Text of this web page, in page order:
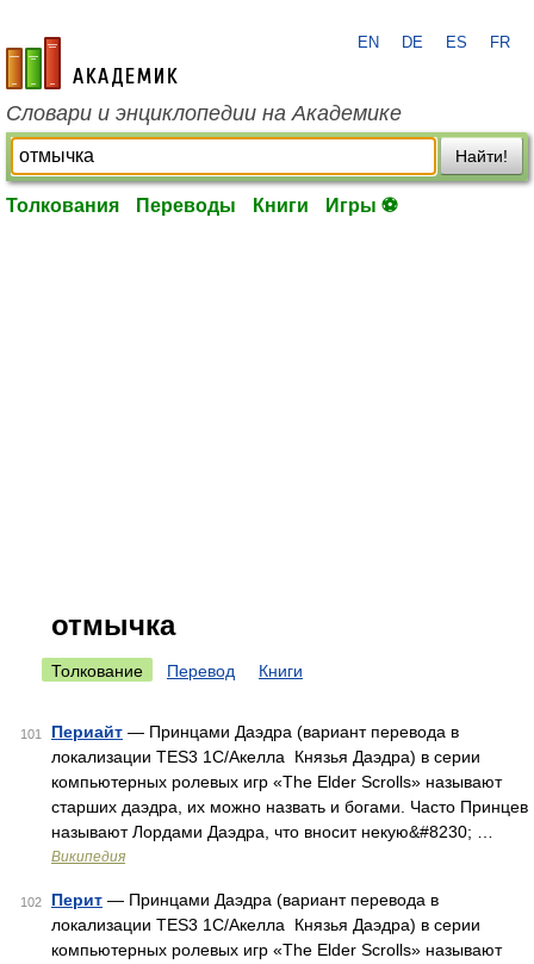
academic.ru
EN DE ES FR
Словари и энциклопедии на Академике
Найти!
Толкования Переводы Книги Игры ⚽
отмычка
Толкование Перевод Книги
101 Периайт — Принцами Даэдра (вариант перевода в
локализации TES3 1С/Акелла Князья Даэдра) в серии
компьютерных ролевых игр «The Elder Scrolls» называют
старших даэдра, их можно назвать и богами. Часто Принцев
называют Лордами Даэдра, что вносит некую&#8230; …
Википедия
102 Перит — Принцами Даэдра (вариант перевода в
локализации TES3 1С/Акелла Князья Даэдра) в серии
компьютерных ролевых игр «The Elder Scrolls» называют